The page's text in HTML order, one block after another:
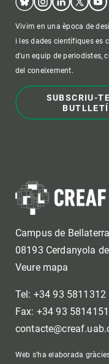
Vivim en una època de
i les dades científiques es
d'un equip de periodistes,
del coneixement.
SUBSCRIU-
BUTLLETÍ
Campus de
08193 Cerdanyola
Veure mapa
Tel: +34 93 5811312
Fax: +34 93 5814151
Web s'ha elaborada